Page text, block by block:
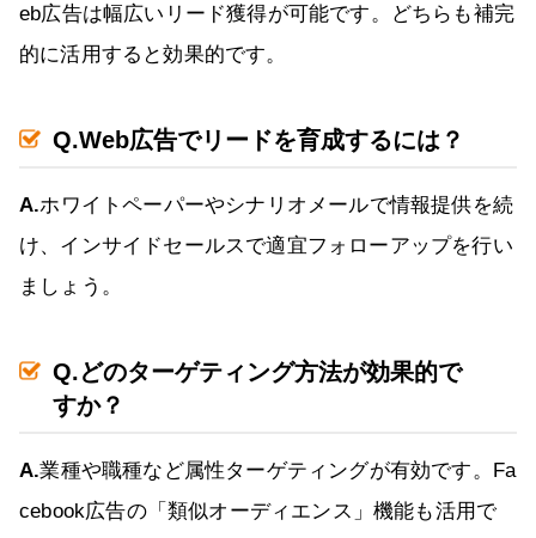
eb広告は幅広いリード獲得が可能です。どちらも補完
的に活用すると効果的です。
Q.Web広告でリードを育成するには？
A.ホワイトペーパーやシナリオメールで情報提供を続
け、インサイドセールスで適宜フォローアップを行い
ましょう。
Q.どのターゲティング方法が効果的で
すか？
A.業種や職種など属性ターゲティングが有効です。Fa
cebook広告の「類似オーディエンス」機能も活用で